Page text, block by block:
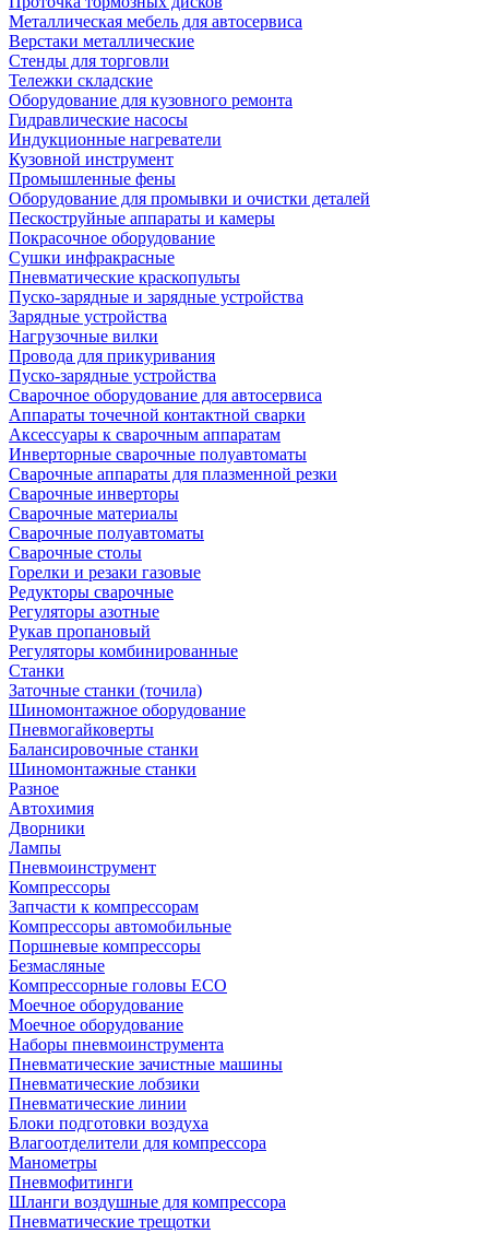
Металлическая мебель для автосервиса
Верстаки металлические
Стенды для торговли
Тележки складские
Оборудование для кузовного ремонта
Гидравлические насосы
Индукционные нагреватели
Кузовной инструмент
Промышленные фены
Оборудование для промывки и очистки деталей
Пескоструйные аппараты и камеры
Покрасочное оборудование
Сушки инфракрасные
Пневматические краскопульты
Пуско-зарядные и зарядные устройства
Зарядные устройства
Нагрузочные вилки
Провода для прикуривания
Пуско-зарядные устройства
Сварочное оборудование для автосервиса
Аппараты точечной контактной сварки
Аксессуары к сварочным аппаратам
Инверторные сварочные полуавтоматы
Сварочные аппараты для плазменной резки
Сварочные инверторы
Сварочные материалы
Сварочные полуавтоматы
Сварочные столы
Горелки и резаки газовые
Редукторы сварочные
Регуляторы азотные
Рукав пропановый
Регуляторы комбинированные
Станки
Заточные станки (точила)
Шиномонтажное оборудование
Пневмогайковерты
Балансировочные станки
Шиномонтажные станки
Разное
Автохимия
Дворники
Лампы
Пневмоинструмент
Компрессоры
Запчасти к компрессорам
Компрессоры автомобильные
Поршневые компрессоры
Безмасляные
Компрессорные головы ECO
Моечное оборудование
Моечное оборудование
Наборы пневмоинструмента
Пневматические зачистные машины
Пневматические лобзики
Пневматические линии
Блоки подготовки воздуха
Влагоотделители для компрессора
Манометры
Пневмофитинги
Шланги воздушные для компрессора
Пневматические трещотки